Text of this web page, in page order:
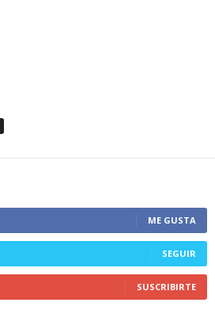
ME GUSTA
SEGUIR
SUSCRIBIRTE